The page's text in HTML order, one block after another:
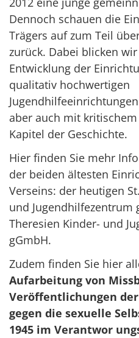
Dennoch schauen die
Trägers auf zum Teil
zurück. Dabei blicken
Entwicklung der
qualitativ hochwertigen
aber auch mit
Kapitel der Geschichte.
Hier finden Sie mehr
der beiden ältesten
Verseins: der heutigen
und Jugendhilfezentrum
Theresien Kinder- und
gGmbH.
Zudem finden Sie hier
Aufarbeitung von
Veröffentlichungen
gegen die sexuelle
1945 im Verantwor